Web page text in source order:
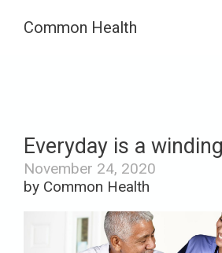
Skip to main content
Common Health
Everyday is a
November 24, 2020
by Common Health